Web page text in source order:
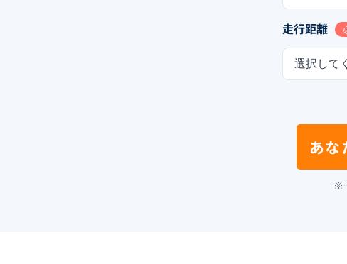
走行距離
選択して
あな
※